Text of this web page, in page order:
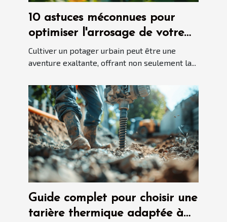
10 astuces méconnues pour
optimiser l'arrosage de votre
potager urbain
Cultiver un potager urbain peut être une
aventure exaltante, offrant non seulement la...
Guide complet pour choisir une
tarière thermique adaptée à